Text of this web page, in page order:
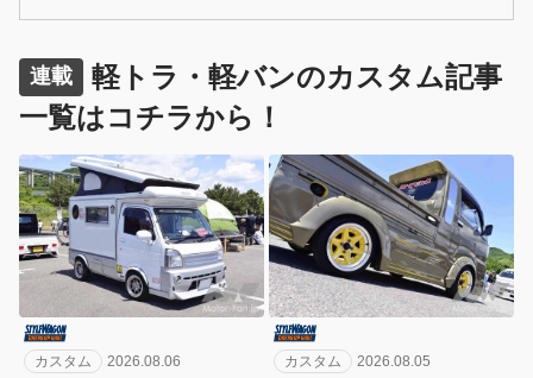
連載
軽トラ・軽バンのカスタム記事
一覧はコチラから！
カスタム 2026.08.06 カスタム 2026.08.05